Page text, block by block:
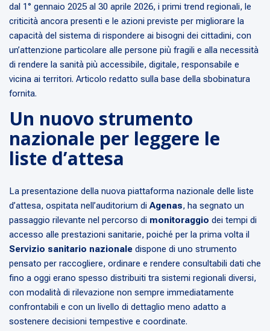
dal 1° gennaio 2025 al 30 aprile 2026, i primi trend regionali, le
criticità ancora presenti e le azioni previste per migliorare la
capacità del sistema di rispondere ai bisogni dei cittadini, con
un’attenzione particolare alle persone più fragili e alla necessità
di rendere la sanità più accessibile, digitale, responsabile e
vicina ai territori. Articolo redatto sulla base della sbobinatura
fornita.
Un nuovo strumento
nazionale per leggere le
liste d’attesa
La presentazione della nuova piattaforma nazionale delle liste
d’attesa, ospitata nell’auditorium di Agenas, ha segnato un
passaggio rilevante nel percorso di monitoraggio dei tempi di
accesso alle prestazioni sanitarie, poiché per la prima volta il
Servizio sanitario nazionale dispone di uno strumento
pensato per raccogliere, ordinare e rendere consultabili dati che
fino a oggi erano spesso distribuiti tra sistemi regionali diversi,
con modalità di rilevazione non sempre immediatamente
confrontabili e con un livello di dettaglio meno adatto a
sostenere decisioni tempestive e coordinate.